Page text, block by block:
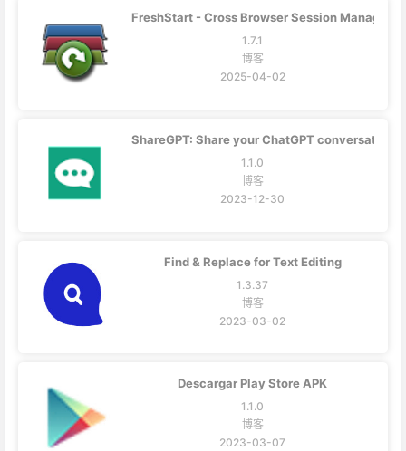
FreshStart - Cross Browser Session Manager
1.7.1
博客
2025-04-02
ShareGPT: Share your ChatGPT conversations
1.1.0
博客
2023-12-30
Find & Replace for Text Editing
1.3.37
博客
2023-03-02
Descargar Play Store APK
1.1.0
博客
2023-03-07